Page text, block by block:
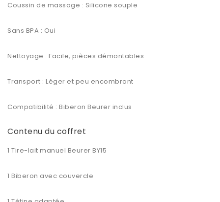
Coussin de massage : Silicone souple
Sans BPA : Oui
Nettoyage : Facile, pièces démontables
Transport : Léger et peu encombrant
Compatibilité : Biberon Beurer inclus
Contenu du coffret
1 Tire-lait manuel Beurer BY15
1 Biberon avec couvercle